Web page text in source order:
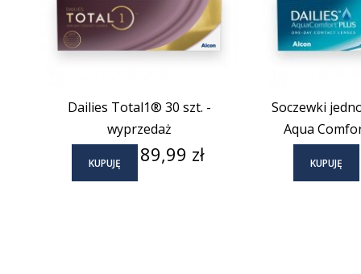
Dailies Total1® 30 szt. -
wyprzedaż
KUPUJĘ Cena
89,99 zł
Soczewki
Aqua
KUPUJĘ